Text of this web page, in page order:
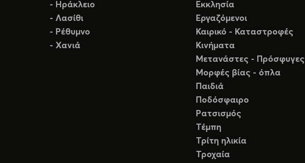
- Ηράκλειο
- Λασίθι
- Ρέθυμνο
- Χανιά
Εκκλησία
Εργαζόμενοι
Καιρικό - Καταστροφές
Κινήματα
Μετανάστες - Πρόσφυγες
Μορφές βίας - όπλα
Παιδιά
Ποδόσφαιρο
Ρατσισμός
Τέμπη
Τρίτη ηλικία
Τροχαία